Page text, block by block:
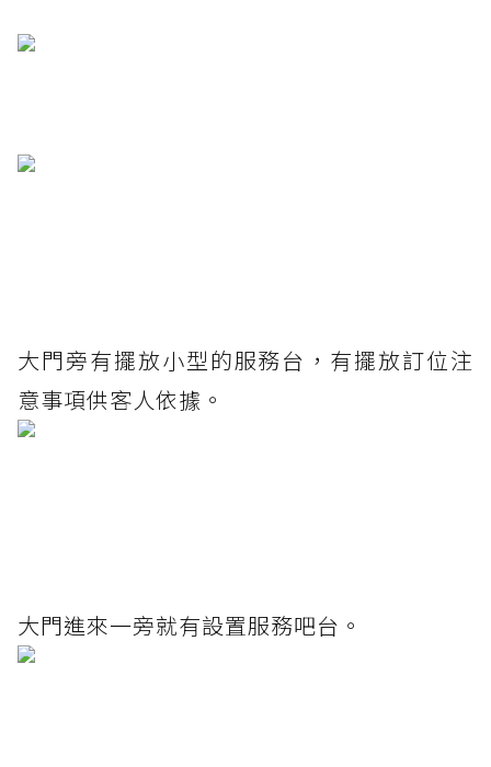
大門旁有擺放小型的服務台，有擺放訂位注
意事項供客人依據。
大門進來一旁就有設置服務吧台。